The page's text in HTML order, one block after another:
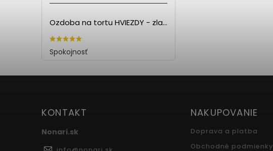
Ozdoba na tortu HVIEZDY - zlatá (5ks)
Spokojnosť
KONTAKT
Nonari.sk
NAKUPOVANIE
Doprava a platba
Obchodné podmienky